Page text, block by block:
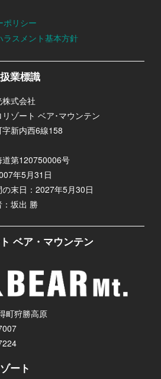
ポリシー
ラスメント基本方針
業標識
式会社
ゾート ベア･マウンテン
新内西6線158
第120750006号
年5月31日
末日：2027年5月30日
坂出 勝
ベア・マウンテン
町狩勝高原
ート